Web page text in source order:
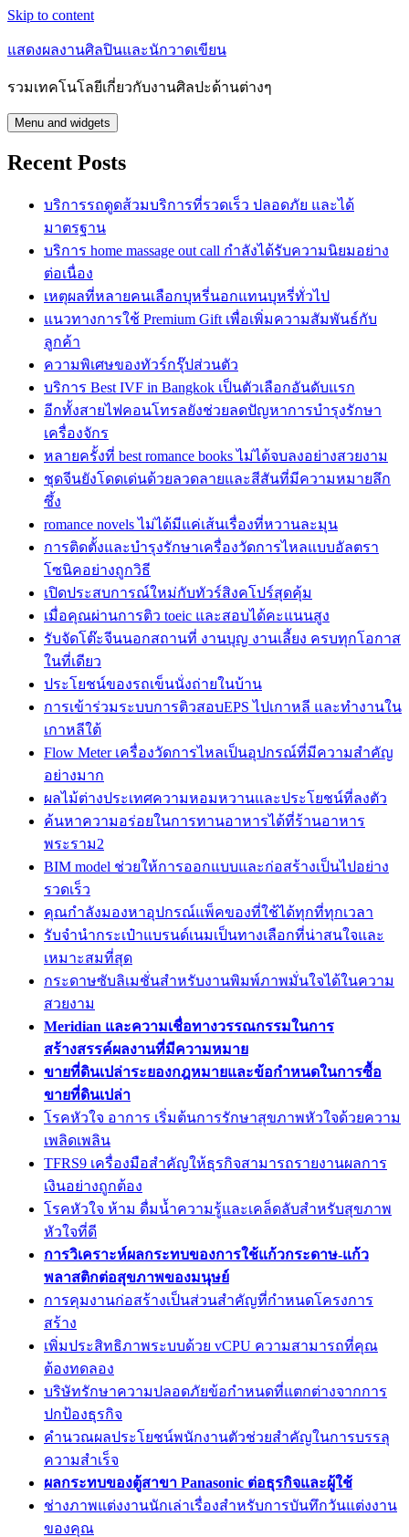
Skip to content
แสดงผลงานศิลปินและนักวาดเขียน
รวมเทคโนโลยีเกี่ยวกับงานศิลปะด้านต่างๆ
Menu and widgets
Recent Posts
บริการรถดูดส้วมบริการที่รวดเร็ว ปลอดภัย และได้
มาตรฐาน
บริการ home massage out call กำลังได้รับความนิยมอย่าง
ต่อเนื่อง
เหตุผลที่หลายคนเลือกบุหรี่นอกแทนบุหรี่ทั่วไป
แนวทางการใช้ Premium Gift เพื่อเพิ่มความสัมพันธ์กับ
ลูกค้า
ความพิเศษของทัวร์กรุ๊ปส่วนตัว
บริการ Best IVF in Bangkok เป็นตัวเลือกอันดับแรก
อีกทั้งสายไฟคอนโทรลยังช่วยลดปัญหาการบำรุงรักษา
เครื่องจักร
หลายครั้งที่ best romance books ไม่ได้จบลงอย่างสวยงาม
ชุดจีนยังโดดเด่นด้วยลวดลายและสีสันที่มีความหมายลึก
ซึ้ง
romance novels ไม่ได้มีแค่เส้นเรื่องที่หวานละมุน
การติดตั้งและบำรุงรักษาเครื่องวัดการไหลแบบอัลตรา
โซนิคอย่างถูกวิธี
เปิดประสบการณ์ใหม่กับทัวร์สิงคโปร์สุดคุ้ม
เมื่อคุณผ่านการติว toeic และสอบได้คะแนนสูง
รับจัดโต๊ะจีนนอกสถานที่ งานบุญ งานเลี้ยง ครบทุกโอกาส
ในที่เดียว
ประโยชน์ของรถเข็นนั่งถ่ายในบ้าน
การเข้าร่วมระบบการติวสอบEPS ไปเกาหลี และทำงานใน
เกาหลีใต้
Flow Meter เครื่องวัดการไหลเป็นอุปกรณ์ที่มีความสำคัญ
อย่างมาก
ผลไม้ต่างประเทศความหอมหวานและประโยชน์ที่ลงตัว
ค้นหาความอร่อยในการทานอาหารได้ที่ร้านอาหาร
พระราม2
BIM model ช่วยให้การออกแบบและก่อสร้างเป็นไปอย่าง
รวดเร็ว
คุณกำลังมองหาอุปกรณ์แพ็คของที่ใช้ได้ทุกที่ทุกเวลา
รับจำนำกระเป๋าแบรนด์เนมเป็นทางเลือกที่น่าสนใจและ
เหมาะสมที่สุด
กระดาษซับลิเมชั่นสำหรับงานพิมพ์ภาพมั่นใจได้ในความ
สวยงาม
Meridian และความเชื่อทางวรรณกรรมในการ
สร้างสรรค์ผลงานที่มีความหมาย
ขายที่ดินเปล่าระยองกฎหมายและข้อกำหนดในการซื้อ
ขายที่ดินเปล่า
โรคหัวใจ อาการ เริ่มต้นการรักษาสุขภาพหัวใจด้วยความ
เพลิดเพลิน
TFRS9 เครื่องมือสำคัญให้ธุรกิจสามารถรายงานผลการ
เงินอย่างถูกต้อง
โรคหัวใจ ห้าม ดื่มน้ำความรู้และเคล็ดลับสำหรับสุขภาพ
หัวใจที่ดี
การวิเคราะห์ผลกระทบของการใช้แก้วกระดาษ-แก้ว
พลาสติกต่อสุขภาพของมนุษย์
การคุมงานก่อสร้างเป็นส่วนสำคัญที่กำหนดโครงการ
สร้าง
เพิ่มประสิทธิภาพระบบด้วย vCPU ความสามารถที่คุณ
ต้องทดลอง
บริษัทรักษาความปลอดภัยข้อกำหนดที่แตกต่างจากการ
ปกป้องธุรกิจ
คำนวณผลประโยชน์พนักงานตัวช่วยสำคัญในการบรรลุ
ความสำเร็จ
ผลกระทบของตู้สาขา Panasonic ต่อธุรกิจและผู้ใช้
ช่างภาพแต่งงานนักเล่าเรื่องสำหรับการบันทึกวันแต่งงาน
ของคุณ